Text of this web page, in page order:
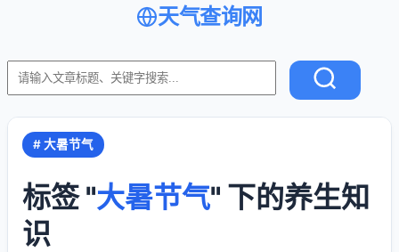
天气查询网
# 大暑节气
标签 "大暑节气" 下的养生知
识